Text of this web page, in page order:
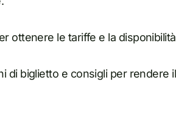
ottenere le tariffe e la
di biglietto e consigli per rendere